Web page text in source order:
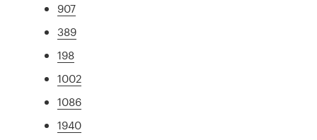
907
389
198
1002
1086
1940